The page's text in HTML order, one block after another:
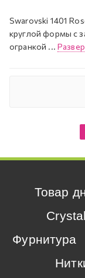
Swarovski 1401
круглой формы с
огранкой ...
Товар
Фурнитура